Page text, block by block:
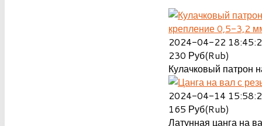
крепление 0,5-3,2
2024-04-22
230 Руб(Rub)
Кулачковый патрон
2024-04-14
165 Руб(Rub)
Латунная цанга на